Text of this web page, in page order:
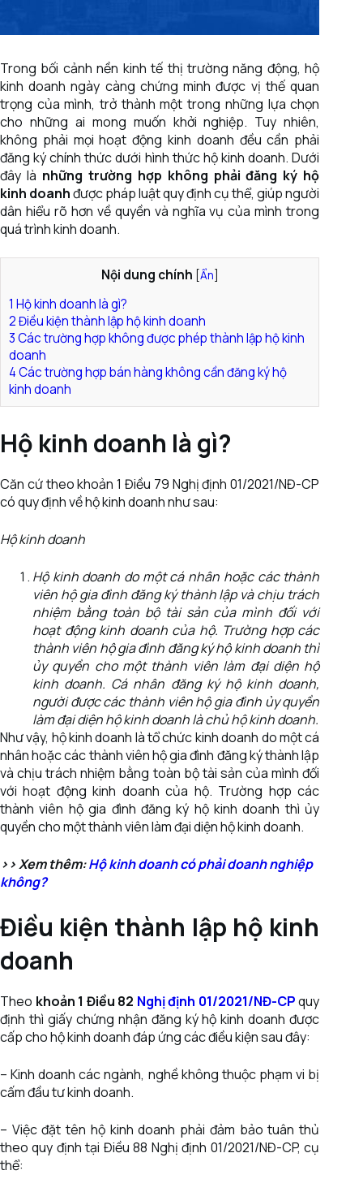
Trong bối cảnh nền kinh tế thị trường năng động, hộ
kinh doanh ngày càng chứng minh được vị thế quan
trọng của mình, trở thành một trong những lựa chọn
cho những ai mong muốn khởi nghiệp. Tuy nhiên,
không phải mọi hoạt động kinh doanh đều cần phải
đăng ký chính thức dưới hình thức hộ kinh doanh. Dưới
đây là những trường hợp không phải đăng ký hộ
kinh doanhđược pháp luật quy định cụ thể, giúp người
dân hiểu rõ hơn về quyền và nghĩa vụ của mình trong
quá trình kinh doanh.
Nội dung chính [Ẩn]
1 Hộ kinh doanh là gì?
2Điều kiện thành lập hộ kinh doanh
3Các trường hợp không được phép thành lập hộ kinh
doanh
4Các trường hợp bán hàng không cần đăng ký hộ
kinh doanh
Hộ kinh doanh là gì?
Căn cứ theo khoản 1 Điều 79 Nghị định 01/2021/NĐ-CP
có quy định về hộ kinh doanh như sau:
Hộ kinh doanh
Hộ kinh doanh do một cá nhân hoặc các thành
viên hộ gia đình đăng ký thành lập và chịu trách
nhiệm bằng toàn bộ tài sản của mình đối với
hoạt động kinh doanh của hộ. Trường hợp các
thành viên hộ gia đình đăng ký hộ kinh doanh thì
ủy quyền cho một thành viên làm đại diện hộ
kinh doanh. Cá nhân đăng ký hộ kinh doanh,
người được các thành viên hộ gia đình ủy quyền
làm đại diện hộ kinh doanh là chủ hộ kinh doanh.
Như vậy, hộ kinh doanh là tổ chức kinh doanh do một cá
nhân hoặc các thành viên hộ gia đình đăng ký thành lập
và chịu trách nhiệm bằng toàn bộ tài sản của mình đối
với hoạt động kinh doanh của hộ. Trường hợp các
thành viên hộ gia đình đăng ký hộ kinh doanh thì ủy
quyền cho một thành viên làm đại diện hộ kinh doanh.
>> Xem thêm:Hộ kinh doanh có phải doanh nghiệp
không?
Điều kiện thành lập hộ kinh
doanh
Theo khoản 1 Điều 82 Nghị định 01/2021/NĐ-CPquy
định thì giấy chứng nhận đăng ký hộ kinh doanh được
cấp cho hộ kinh doanh đáp ứng các điều kiện sau đây:
– Kinh doanh các ngành, nghề không thuộc phạm vi bị
cấm đầu tư kinh doanh.
– Việc đặt tên hộ kinh doanh phải đảm bảo tuân thủ
theo quy định tại Điều 88 Nghị định 01/2021/NĐ-CP, cụ
thể: